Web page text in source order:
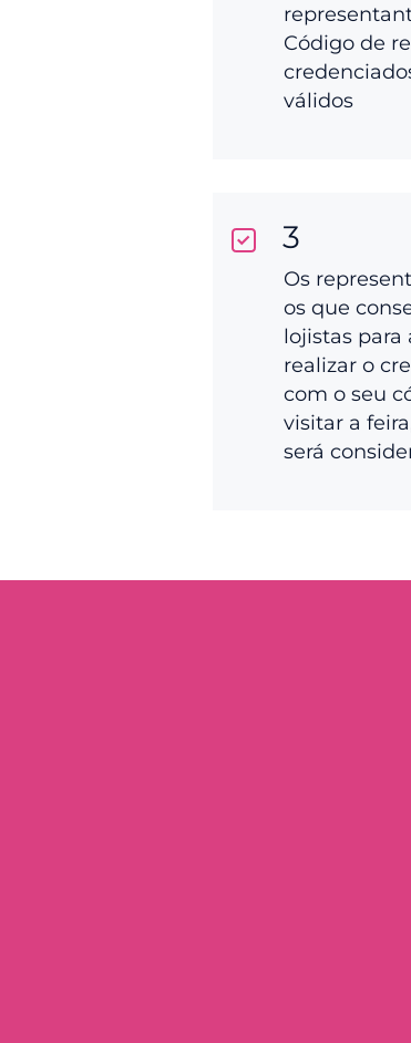
Código de
válidos
3
Os
os que
lojistas para
realizar o
com o seu
visitar a
será